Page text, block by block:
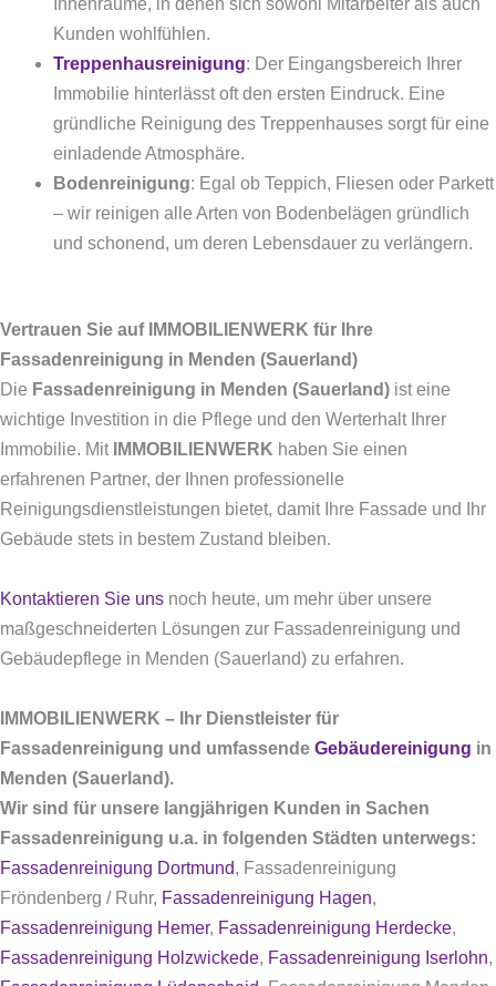
Innenräume, in denen sich sowohl Mitarbeiter als auch
Kunden wohlfühlen.
Treppenhausreinigung: Der Eingangsbereich Ihrer
Immobilie hinterlässt oft den ersten Eindruck. Eine
gründliche Reinigung des Treppenhauses sorgt für eine
einladende Atmosphäre.
Bodenreinigung: Egal ob Teppich, Fliesen oder Parkett
– wir reinigen alle Arten von Bodenbelägen gründlich
und schonend, um deren Lebensdauer zu verlängern.
Vertrauen Sie auf IMMOBILIENWERK für Ihre
Fassadenreinigung in Menden (Sauerland)
Die Fassadenreinigung in Menden (Sauerland) ist eine
wichtige Investition in die Pflege und den Werterhalt Ihrer
Immobilie. Mit IMMOBILIENWERK haben Sie einen
erfahrenen Partner, der Ihnen professionelle
Reinigungsdienstleistungen bietet, damit Ihre Fassade und Ihr
Gebäude stets in bestem Zustand bleiben.
Kontaktieren Sie uns noch heute, um mehr über unsere
maßgeschneiderten Lösungen zur Fassadenreinigung und
Gebäudepflege in Menden (Sauerland) zu erfahren.
IMMOBILIENWERK – Ihr Dienstleister für
Fassadenreinigung und umfassende Gebäudereinigung in
Menden (Sauerland).
Wir sind für unsere langjährigen Kunden in Sachen
Fassadenreinigung u.a. in folgenden Städten unterwegs:
Fassadenreinigung Dortmund, Fassadenreinigung
Fröndenberg / Ruhr, Fassadenreinigung Hagen,
Fassadenreinigung Hemer, Fassadenreinigung Herdecke,
Fassadenreinigung Holzwickede, Fassadenreinigung Iserlohn,